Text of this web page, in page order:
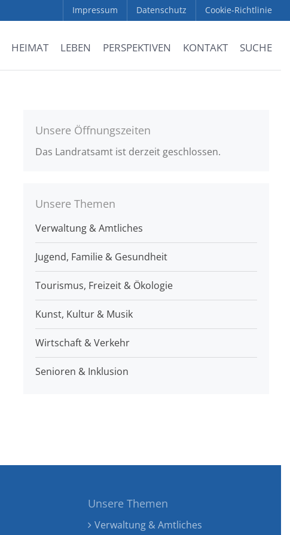
Impressum Datenschutz Cookie-Richtlinie
HEIMAT LEBEN PERSPEKTIVEN KONTAKT SUCHE
Unsere Öffnungszeiten
Das Landratsamt ist derzeit geschlossen.
Unsere Themen
Verwaltung & Amtliches
Jugend, Familie & Gesundheit
Tourismus, Freizeit & Ökologie
Kunst, Kultur & Musik
Wirtschaft & Verkehr
Senioren & Inklusion
Unsere Themen
Verwaltung & Amtliches